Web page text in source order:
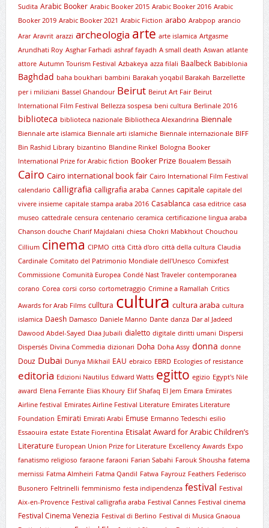
Sudita Arabic Booker Arabic Booker 2015 Arabic Booker 2016 Arabic
Booker 2019 Arabic Booker 2021 Arabic Fiction arabo Arabpop arancio
Arar Aravrit arazzi archeologia arte arte islamica Artgasme
Arundhati Roy Asghar Farhadi ashraf fayadh A small death Aswan atlante
attore Autumn Tourism Festival Azbakeya azza filali Baalbeck Babiblonia
Baghdad baha boukhari bambini Barakah yoqabil Barakah Barzellette
per i miliziani Bassel Ghandour Beirut Beirut Art Fair Beirut
International Film Festival Bellezza sospesa beni cultura Berlinale 2016
biblioteca biblioteca nazionale Bibliotheca Alexandrina Biennale
Biennale arte islamica Biennale arti islamiche Biennale internazionale BIFF
Bin Rashid Library bizantino Blandine Rinkel Bologna Booker
International Prize for Arabic fiction Booker Prize Boualem Bessaih
Cairo Cairo international book fair Cairo International Film Festival
calendario calligrafia calligrafia araba Cannes capitale capitale del
vivere insieme capitale stampa araba 2016 Casablanca casa editrice casa
museo cattedrale censura centenario ceramica certificazione lingua araba
Chanson douche Charif Majdalani chiesa Chokri Mabkhout Chouchou
Cillium cinema CIPMO città Città d'oro città della cultura Claudia
Cardinale Comitato del Patrimonio Mondiale dell'Unesco Comixfest
Commissione Comunità Europea Condé Nast Traveler contemporanea
corano Corea corsi corso cortometraggio Crimine a Ramallah Critics
Awards for Arab Films culltura cultura cultura araba cultura
islamica Daesh Damasco Daniele Manno Dante danza Dar al Jadeed
Dawood Abdel-Sayed Diaa Jubaili dialetto digitale diritti umani Dispersi
Dispersés Divina Commedia dizionari Doha Doha Assy donna donne
Douz Dubai Dunya Mikhail EAU ebraico EBRD Ecologies of resistance
editoria Edizioni Nautilus Edward Watts egitto egizio Egypt's Nile
award Elena Ferrante Elias Khoury Elif Shafaq El Jem Emara Emirates
Airline festival Emirates Airline Festival Literature Emirates Literature
Foundation Emirati Emirati Arabi Emuse Ermanno Tedeschi esilio
Essaouira estate Estate Fiorentina Etisalat Award for Arabic Children’s
Literature European Union Prize for Literature Excellency Awards Expo
fanatismo religioso faraone faraoni Farian Sabahi Farouk Shousha fatema
mernissi Fatma Almheiri Fatma Qandil Fatwa Fayrouz Feathers Federisco
Busonero Feltrinelli femminismo festa indipendenza festival Festival
Aix-en-Provence Festival calligrafia araba Festival Cannes Festival cinema
Festival Cinema Venezia Festival di Berlino Festival di Musica Gnaoua